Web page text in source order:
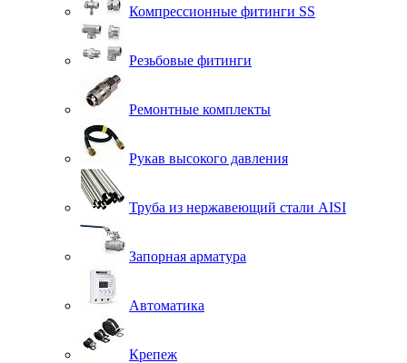
Компрессионные фитинги SS
Резьбовые фитинги
Ремонтные комплекты
Рукав высокого давления
Труба из нержавеющий стали AISI
Запорная арматура
Автоматика
Крепеж